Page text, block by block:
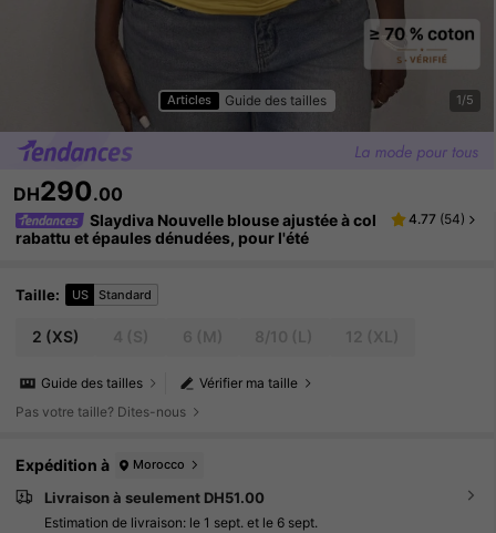
Articles Guide des tailles 1/5
DH290.00
Slaydiva Nouvelle blouse ajustée à col
rabattu et épaules dénudées, pour l'été
4.77 (54)
Taille: US Standard
2 (XS)
Vérifier ma taille
Guide des tailles
Pas votre taille? Dites-nous
Expédition à Morocco
Livraison à seulement DH51.00
Estimation de livraison: le 1 sept. et le 6 sept.